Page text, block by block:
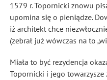
1579 r. Topornicki znowu
upomina się o pieniądze.
iż architekt chce
(zebrał już wówczas na to
Miała to być rezydencja
Topornicki i jego